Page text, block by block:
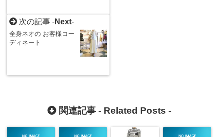
次の記事 -Next-
全身ネオの お客様コー
ディネート
関連記事 - Related Posts -